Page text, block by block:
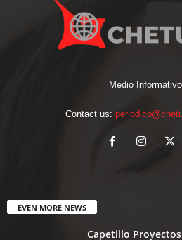
Medio
Contact us:
EVEN MORE NEWS
Capetillo Proyectos